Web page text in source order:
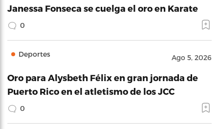
Janessa Fonseca se cuelga el oro en Karate
0
Deportes Ago 5, 2026
Oro para Alysbeth Félix en gran jornada de
Puerto Rico en el atletismo de los JCC
0